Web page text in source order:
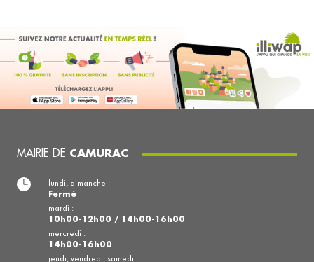
MAIRIE DE CAMURAC
lundi, dimanche :
Fermé
mardi :
10h00-12h00 / 14h00-16h00
mercredi :
14h00-16h00
jeudi, vendredi, samedi :